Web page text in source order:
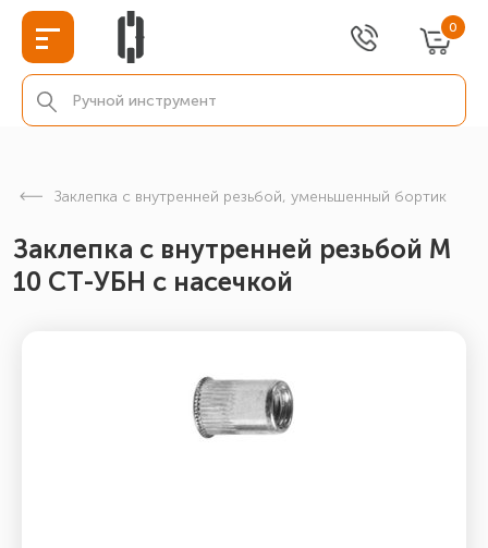
0
Заклепка с внутренней резьбой, уменьшенный бортик
Заклепка с внутренней резьбой М
10 СТ-УБН с насечкой